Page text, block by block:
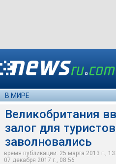
В МИРЕ
Великобритания
залог для
заволновались
время публикации: 25 марта 2013 г.,
07 декабря 2017 г., 08:56